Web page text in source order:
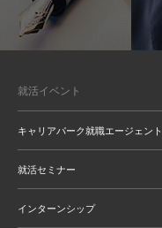
就活イベント
キャリアパーク就職エージェント
就活セミナー
インターンシップ